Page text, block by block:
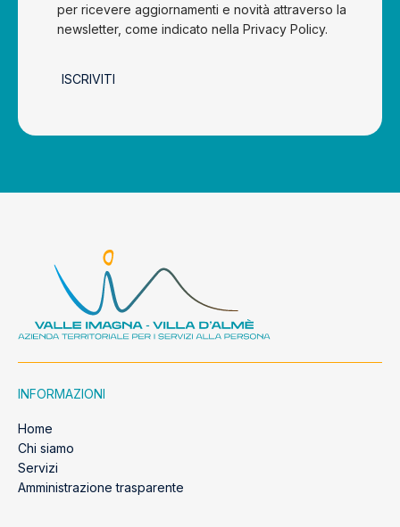
per ricevere aggiornamenti e novità attraverso la
newsletter, come indicato nella Privacy Policy.
ISCRIVITI
INFORMAZIONI
Home
Chi siamo
Servizi
Amministrazione trasparente